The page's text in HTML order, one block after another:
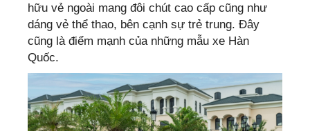
hữu vẻ ngoài mang đôi chút cao cấp cũng như
dáng vẻ thể thao, bên cạnh sự trẻ trung. Đây
cũng là điểm mạnh của những mẫu xe Hàn
Quốc.